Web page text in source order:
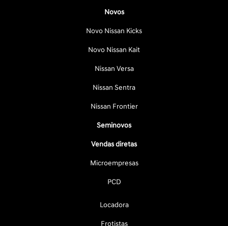
Novos
Novo Nissan Kicks
Novo Nissan Kait
Nissan Versa
Nissan Sentra
Nissan Frontier
Seminovos
Vendas diretas
Microempresas
PCD
Locadora
Frotistas